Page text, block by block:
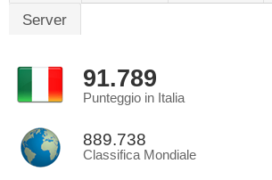
Server
91.789
Punteggio in Italia
889.738
Classifica Mondiale